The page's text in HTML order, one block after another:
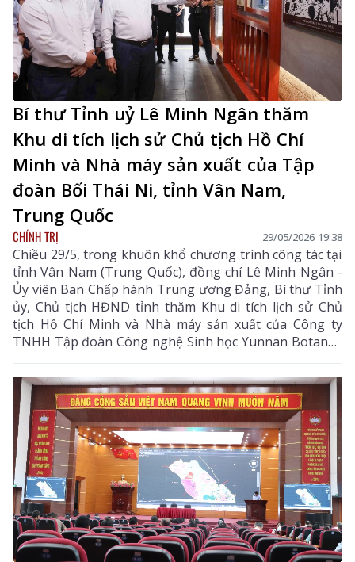
Bí thư Tỉnh uỷ Lê Minh Ngân thăm
Khu di tích lịch sử Chủ tịch Hồ Chí
Minh và Nhà máy sản xuất của Tập
đoàn Bối Thái Ni, tỉnh Vân Nam,
Trung Quốc
CHÍNH TRỊ 29/05/2026 19:38
Chiều 29/5, trong khuôn khổ chương trình công tác tại
tỉnh Vân Nam (Trung Quốc), đồng chí Lê Minh Ngân -
Ủy viên Ban Chấp hành Trung ương Đảng, Bí thư Tỉnh
ủy, Chủ tịch HĐND tỉnh thăm Khu di tích lịch sử Chủ
tịch Hồ Chí Minh và Nhà máy sản xuất của Công ty
TNHH Tập đoàn Công nghệ Sinh học Yunnan Botanee
(Bối Thái Ni) tại thành phố Côn Minh, tỉnh Vân Nam.
Cùng đi có các đồng chí Ủy viên Ban Thường vụ Tỉnh
ủy; lãnh đạo một số sở, ban, ngành tỉnh; đại diện các
doanh nghiệp trên địa bàn tỉnh; Đoàn đại biểu các tỉnh
Lào Cai, Điện Biên, Tuyên Quang.